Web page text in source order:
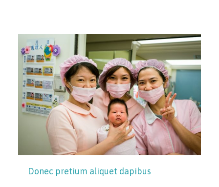
Donec pretium aliquet dapibus